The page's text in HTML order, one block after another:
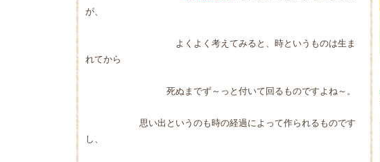
が、
よくよく考えてみると、時というものは生ま
れてから
死ぬまでず～っと付いて回るものですよね～。
思い出というのも時の経過によって作られるものです
し、